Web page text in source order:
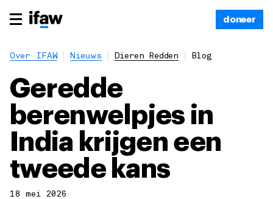
doneer
Over IFAW Nieuws Dieren Redden Blog
Geredde
berenwelpjes in
India krijgen een
tweede kans
18 mei 2026